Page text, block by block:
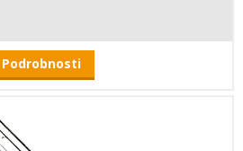
Podrobnosti